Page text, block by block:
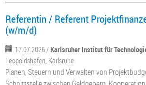
Referentin / Referent
(w/m/d)
17.07.2026 /Karlsruher Institut für
Leopoldshafen, Karlsruhe
Planen, Steuern und Verwalten von